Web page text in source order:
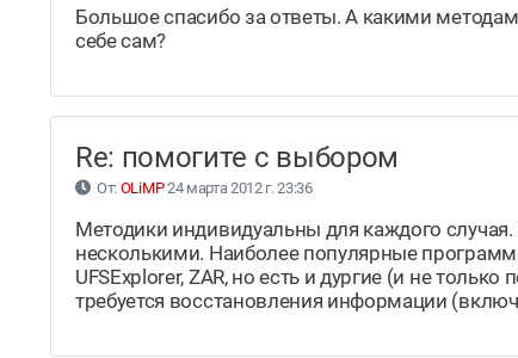
Большое спасибо за ответы. А какими
себе сам?
Re: помогите с выбором
От: OLiMP24 марта 2012 г. 23:36
Методики индивидуальны для каждого
несколькими. Наиболее популярные
UFSExplorer, ZAR, но есть и дургие (и не
требуется восстановления информации